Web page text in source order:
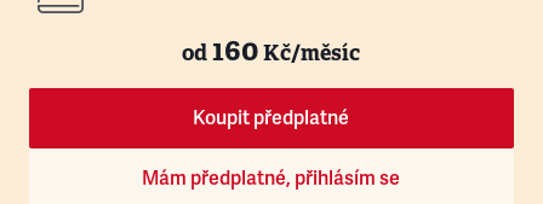
od160Kč/měsíc
Koupit předplatné
Mám předplatné, přihlásím se